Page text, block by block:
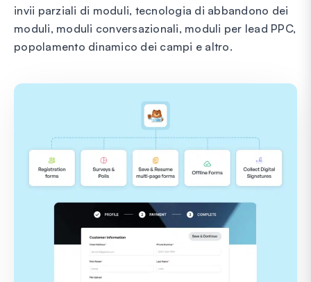
invii parziali di moduli, tecnologia di abbandono dei
moduli, moduli conversazionali, moduli per lead PPC,
popolamento dinamico dei campi e altro.